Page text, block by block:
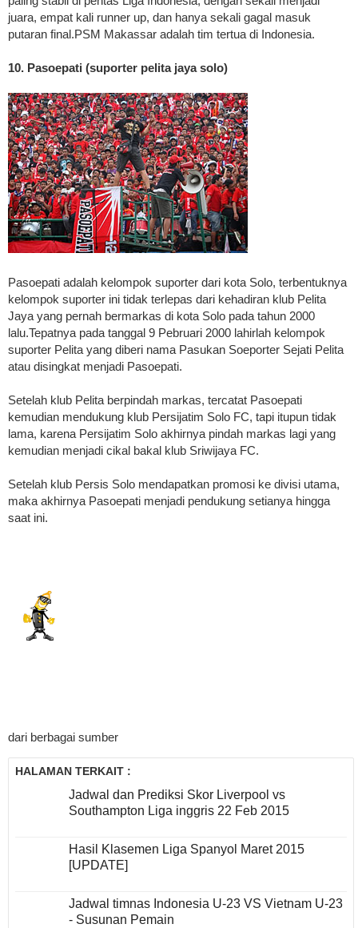
juara, empat kali runner up, dan hanya sekali gagal masuk
putaran final.PSM Makassar adalah tim tertua di Indonesia.
10. Pasoepati (suporter pelita jaya solo)
Pasoepati adalah kelompok suporter dari kota Solo, terbentuknya
kelompok suporter ini tidak terlepas dari kehadiran klub Pelita
Jaya yang pernah bermarkas di kota Solo pada tahun 2000
lalu.Tepatnya pada tanggal 9 Pebruari 2000 lahirlah kelompok
suporter Pelita yang diberi nama Pasukan Soeporter Sejati Pelita
atau disingkat menjadi Pasoepati.
Setelah klub Pelita berpindah markas, tercatat Pasoepati
kemudian mendukung klub Persijatim Solo FC, tapi itupun tidak
lama, karena Persijatim Solo akhirnya pindah markas lagi yang
kemudian menjadi cikal bakal klub Sriwijaya FC.
Setelah klub Persis Solo mendapatkan promosi ke divisi utama,
maka akhirnya Pasoepati menjadi pendukung setianya hingga
saat ini.
dari berbagai sumber
HALAMAN TERKAIT :
Jadwal dan Prediksi Skor Liverpool vs
Southampton Liga inggris 22 Feb 2015
Hasil Klasemen Liga Spanyol Maret 2015
[UPDATE]
Jadwal timnas Indonesia U-23 VS Vietnam U-23
- Susunan Pemain